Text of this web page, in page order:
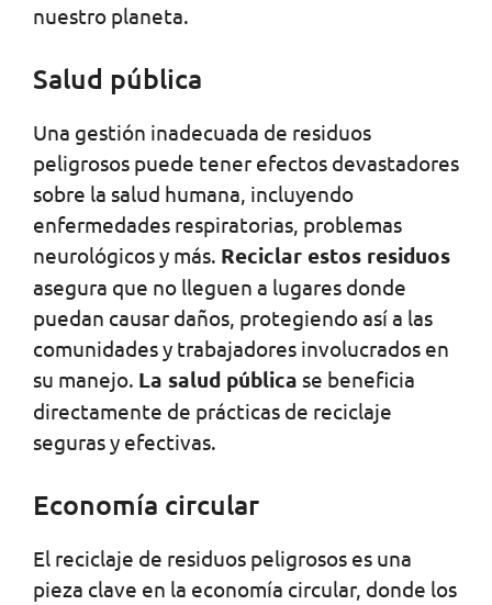
nuestro planeta.
Salud pública
Una gestión inadecuada de residuos
peligrosos puede tener efectos devastadores
sobre la salud humana, incluyendo
enfermedades respiratorias, problemas
neurológicos y más. Reciclar estos residuos
asegura que no lleguen a lugares donde
puedan causar daños, protegiendo así a las
comunidades y trabajadores involucrados en
su manejo. La salud pública se beneficia
directamente de prácticas de reciclaje
seguras y efectivas.
Economía circular
El reciclaje de residuos peligrosos es una
pieza clave en la economía circular, donde los